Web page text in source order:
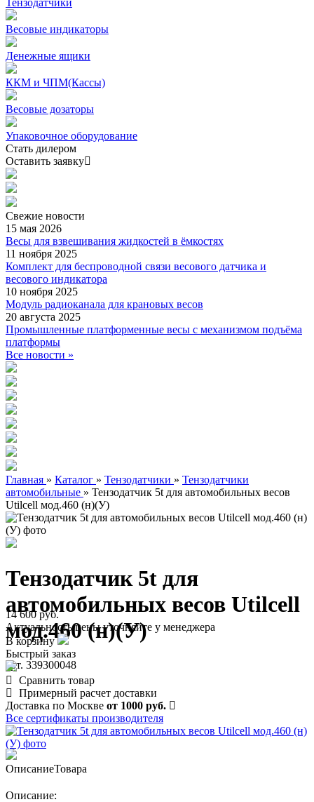
Тензодатчики
Весовые индикаторы
Денежные ящики
ККМ и ЧПМ(Кассы)
Весовые дозаторы
Упаковочное оборудование
Стать дилером
Оставить заявку
Свежие новости
15 мая 2026
Весы для взвешивания жидкостей в ёмкостях
11 ноября 2025
Комплект для беспроводной связи весового датчика и
весового индикатора
10 ноября 2025
Модуль радиоканала для крановых весов
20 августа 2025
Промышленные платформенные весы с механизмом подъёма
платформы
Все новости »
Главная » Каталог » Тензодатчики » Тензодатчики
автомобильные » Тензодатчик 5t для автомобильных весов
Utilcell мод.460 (н)(У)
Тензодатчик 5t для
автомобильных весов Utilcell
мод.460 (н)(У)
арт. 339300048
14 600 руб.
Актуальность цены уточняйте у менеджера
В корзину
Быстрый заказ
Сравнить товар
Примерный расчет доставки
Доставка по Москве от 1000 руб.
Все сертификаты производителя
ОписаниеТовара
Описание: